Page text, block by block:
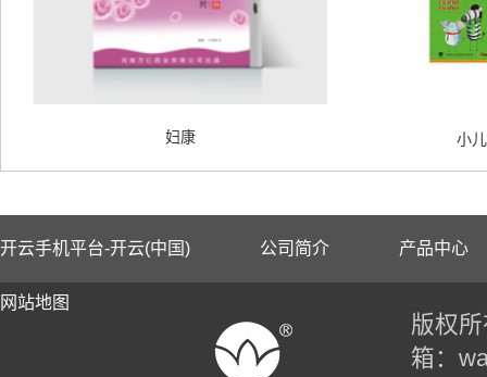
妇康 小
开云手机平台-开云(中国) 公司简介 产品中心
网站地图
版权
箱：